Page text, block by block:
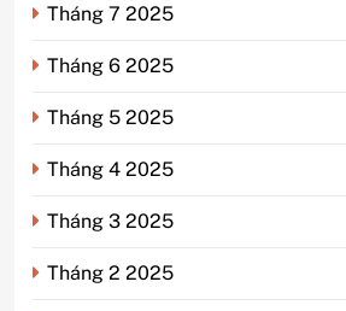
Tháng 7 2025
Tháng 6 2025
Tháng 5 2025
Tháng 4 2025
Tháng 3 2025
Tháng 2 2025